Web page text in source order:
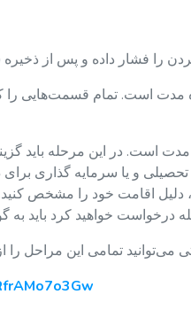
مدت است. تمام قسمت‌هایی
است. در این مرحله باید
و یا سرمایه گذاری برای
اقامت خود را مشخص